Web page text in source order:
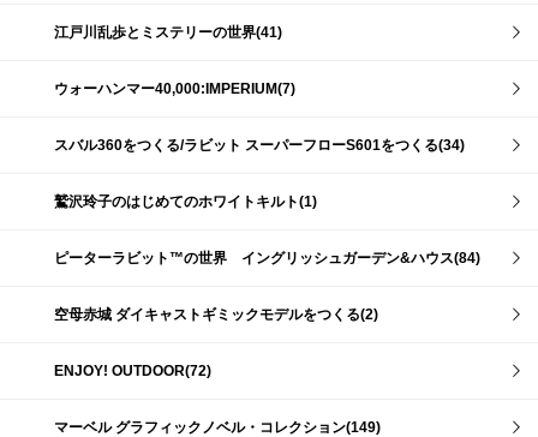
江戸川乱歩とミステリーの世界(41)
ウォーハンマー40,000:IMPERIUM(7)
スバル360をつくる/ラビット スーパーフローS601をつくる(34)
鷲沢玲子のはじめてのホワイトキルト(1)
ピーターラビット™の世界 イングリッシュガーデン&ハウス(84)
空母赤城 ダイキャストギミックモデルをつくる(2)
ENJOY! OUTDOOR(72)
マーベル グラフィックノベル・コレクション(149)